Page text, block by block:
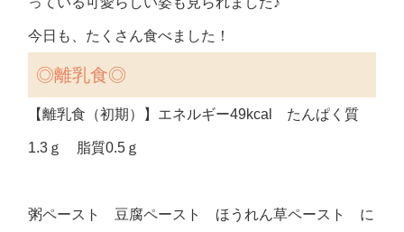
今日も、たくさん食べました！
◎離乳食◎
【離乳食（初期）】エネルギー49kcal たんぱく質
1.3ｇ 脂質0.5ｇ
粥ペースト 豆腐ペースト ほうれん草ペースト に